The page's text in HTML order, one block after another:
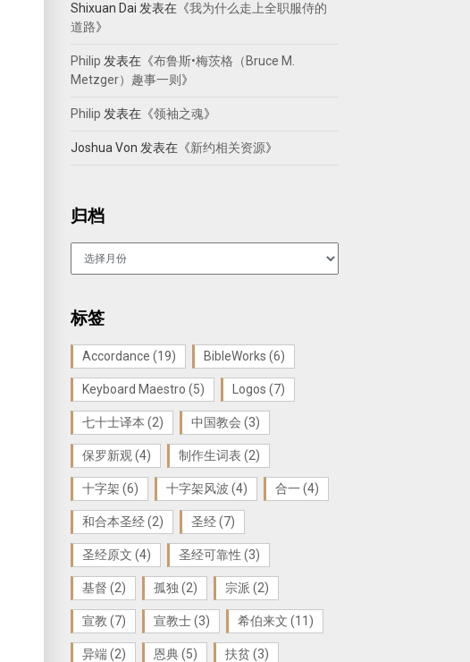
Shixuan Dai 发表在《我为什么走上全职服侍的
道路》
Philip 发表在《布鲁斯•梅茨格（Bruce M.
Metzger）趣事一则 》
Philip 发表在《领袖之魂》
Joshua Von 发表在《新约相关资源》
归档
标签
Accordance (19) BibleWorks (6)
Keyboard Maestro (5) Logos (7)
七十士译本 (2) 中国教会 (3)
保罗新观 (4) 制作生词表 (2)
十字架 (6) 十字架风波 (4) 合一(4)
和合本圣经(2) 圣经(7)
圣经原文 (4) 圣经可靠性 (3)
基督 (2) 孤独 (2) 宗派 (2)
宣教 (7) 宣教士(3) 希伯来文 (11)
异端(2) 恩典(5) 扶贫 (3)